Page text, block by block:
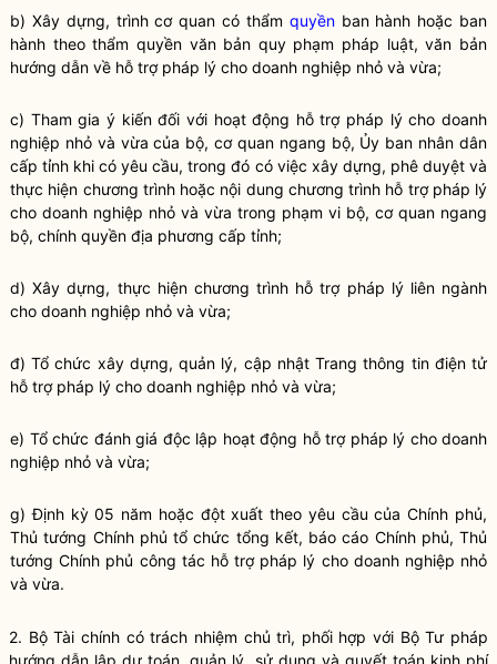
b) Xây dựng, trình cơ quan có thẩm quyềnban hành hoặc ban
hành theo thẩm quyềnvăn bản quy phạm pháp luật, văn bản
hướng dẫn về hỗ trợ pháp lý cho doanh nghiệp nhỏ và vừa;
c) Tham gia ý kiến đối với hoạt động hỗ trợ pháp lý cho doanh
nghiệp nhỏ và vừa của bộ, cơ quan ngang bộ, Ủy ban nhân dân
cấp tỉnh khi có yêu cầu, trong đó có việc xây dựng, phê duyệt và
thực hiện chương trình hoặc nội dung chương trình hỗ trợ pháp lý
cho doanh nghiệp nhỏ và vừa trong phạm vi bộ, cơ quan ngang
bộ, chính quyền địa phương cấp tỉnh;
d) Xây dựng, thực hiện chương trình hỗ trợ pháp lý liên ngành
cho doanh nghiệp nhỏ và vừa;
đ) Tổ chức xây dựng, quản lý, cập nhật Trang thông tin điện tử
hỗ trợ pháp lý cho doanh nghiệp nhỏ và vừa;
e) Tổ chức đánh giá độc lập hoạt động hỗ trợ pháp lý cho doanh
nghiệp nhỏ và vừa;
g) Định kỳ 05 năm hoặc đột xuất theo yêu cầu của Chính phủ,
Thủ tướng Chính phủ tổ chức tổng kết, báo cáo Chính phủ, Thủ
tướng Chính phủ công tác hỗ trợ pháp lý cho doanh nghiệp nhỏ
và vừa.
2. Bộ Tài chính có trách nhiệm chủ trì, phối hợp với Bộ Tư pháp
hướng dẫn lập dự toán, quản lý, sử dụng và quyết toán kinh phí